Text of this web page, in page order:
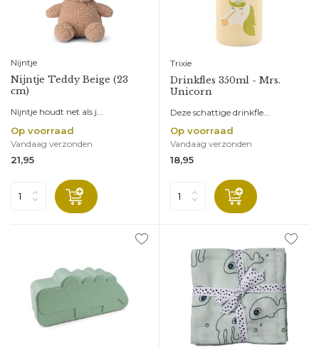
Nijntje
Nijntje Teddy Beige (23
cm)
Nijntje houdt net als j...
Op voorraad
Vandaag verzonden
21,95
Trixie
Drinkfles 350ml - Mrs.
Unicorn
Deze schattige drinkfle...
Op voorraad
Vandaag verzonden
18,95